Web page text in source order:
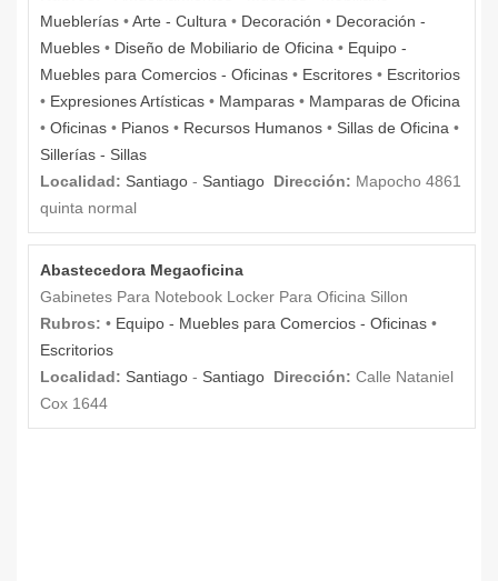
Mueblerías •Arte - Cultura • Decoración • Decoración -
Muebles • Diseño de Mobiliario de Oficina • Equipo -
Muebles para Comercios - Oficinas • Escritores • Escritorios
• Expresiones Artísticas • Mamparas • Mamparas de Oficina
• Oficinas • Pianos • Recursos Humanos • Sillas de Oficina •
Sillerías - Sillas
Localidad: Santiago - Santiago Dirección: Mapocho 4861
quinta normal
Abastecedora Megaoficina
Gabinetes Para Notebook Locker Para Oficina Sillon
Rubros: • Equipo - Muebles para Comercios - Oficinas •
Escritorios
Localidad: Santiago - Santiago Dirección: Calle Nataniel
Cox 1644